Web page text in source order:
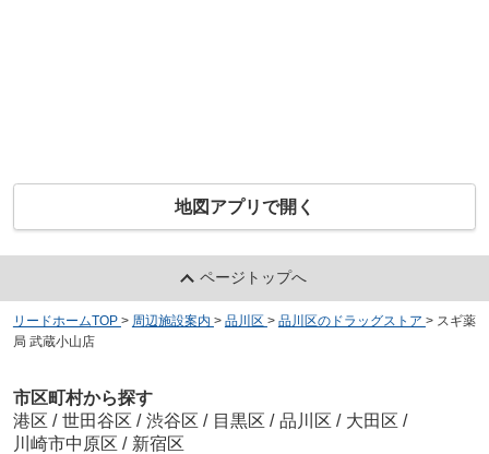
地図アプリで開く
ページトップへ
リードホームTOP > 周辺施設案内 > 品川区 > 品川区のドラッグストア > スギ薬
局 武蔵小山店
市区町村から探す
港区 / 世田谷区 / 渋谷区 / 目黒区 / 品川区 / 大田区 /
川崎市中原区 / 新宿区